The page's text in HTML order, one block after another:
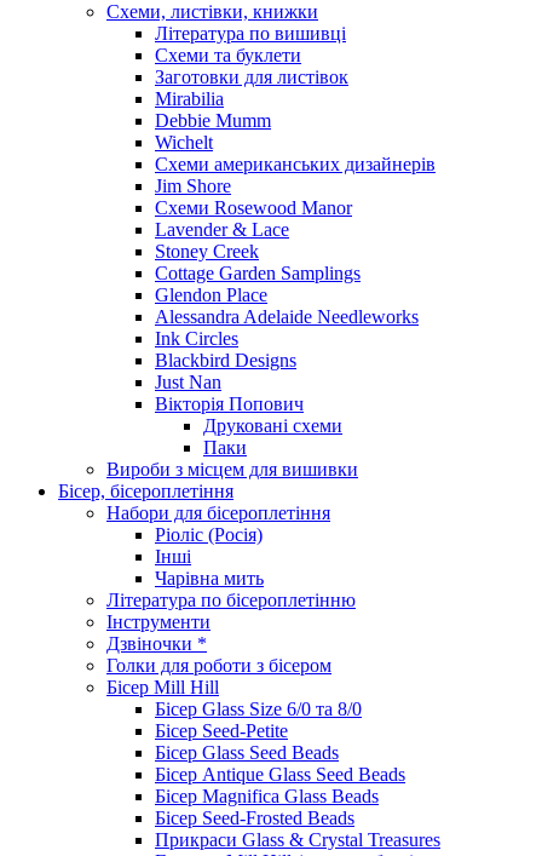
Схеми, листівки, книжки
Література по вишивці
Схеми та буклети
Заготовки для листівок
Mirabilia
Debbie Mumm
Wichelt
Схеми американських дизайнерів
Jim Shore
Cхеми Rosewood Manor
Lavender & Lace
Stoney Creek
Cottage Garden Samplings
Glendon Place
Alessandra Adelaide Needleworks
Ink Circles
Blackbird Designs
Just Nan
Вікторія Попович
Друковані схеми
Паки
Вироби з місцем для вишивки
Бісер, бісероплетіння
Набори для бісероплетіння
Ріоліс (Росія)
Інші
Чарівна мить
Література по бісероплетінню
Інструменти
Дзвіночки *
Голки для роботи з бісером
Бісер Mill Hill
Бісер Glass Size 6/0 та 8/0
Бісер Seed-Petite
Бісер Glass Seed Beads
Бісер Antique Glass Seed Beads
Бісер Magnifica Glass Beads
Бісер Seed-Frosted Beads
Прикраси Glass & Crystal Treasures